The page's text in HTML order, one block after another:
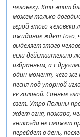
человеку. Кто этот
можем только
герой этого
ожидание ждет Того,
выделяет этого
если действительно
избранным, а с
один момент, чего
песня под упорной
ее головой. Сонные
свет. Утро Полины
ждет огня, пожара,
«никогда не сможет
перейдет в день,